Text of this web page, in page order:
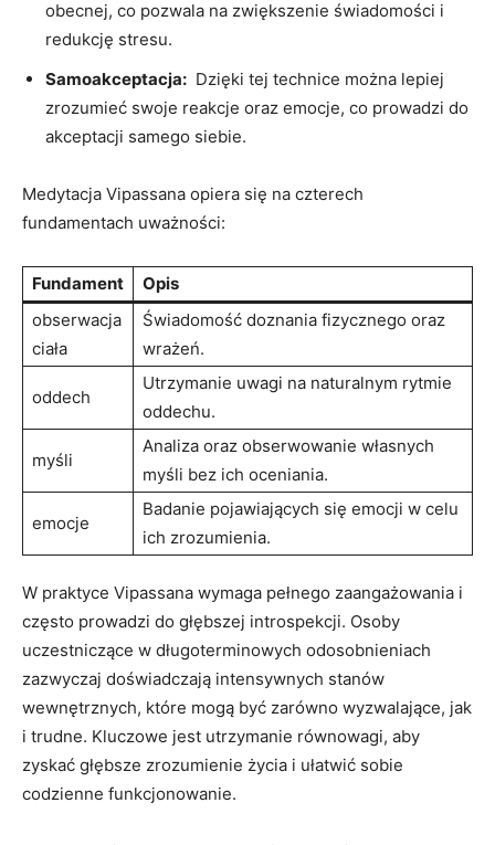
obecnej, ⁤co pozwala ‌na zwiększenie świadomości i ​
redukcję⁣ stresu.
Samoakceptacja: ⁢ Dzięki tej technice ​można lepiej
zrozumieć swoje reakcje ⁤oraz emocje, co prowadzi do
akceptacji samego siebie.
Medytacja Vipassana ​opiera się na czterech
fundamentach uważności:
Fundament
Opis
obserwacja
ciała
Świadomość doznania fizycznego oraz
wrażeń.
oddech
Utrzymanie uwagi na naturalnym rytmie
oddechu.
myśli
Analiza ​oraz obserwowanie własnych
myśli bez ich oceniania.
emocje
Badanie pojawiających⁣ się emocji w‍ celu
ich zrozumienia.
W praktyce Vipassana wymaga pełnego zaangażowania i
często prowadzi do głębszej introspekcji. ‍Osoby ​
uczestniczące w długoterminowych odosobnieniach
zazwyczaj doświadczają intensywnych stanów
wewnętrznych, ⁢które mogą być zarówno wyzwalające, jak
i trudne. ​Kluczowe jest ⁣utrzymanie równowagi,⁢ aby
zyskać głębsze zrozumienie‌ życia ​i ułatwić sobie
codzienne funkcjonowanie.